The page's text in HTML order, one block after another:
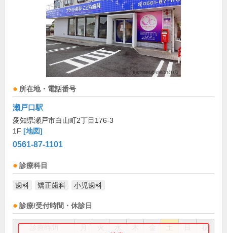
所在地・電話番号
瀬戸口駅
愛知県瀬戸市白山町2丁目176-3
1F [地図]
0561-87-1101
診療科目
歯科 矯正歯科 小児歯科
診療/受付時間・休診日
祝